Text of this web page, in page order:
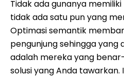
Tidak ada gunanya
tidak ada satu pun yang
Optimasi semantik
pengunjung sehingga yang
adalah mereka yang
solusi yang Anda tawarkan.